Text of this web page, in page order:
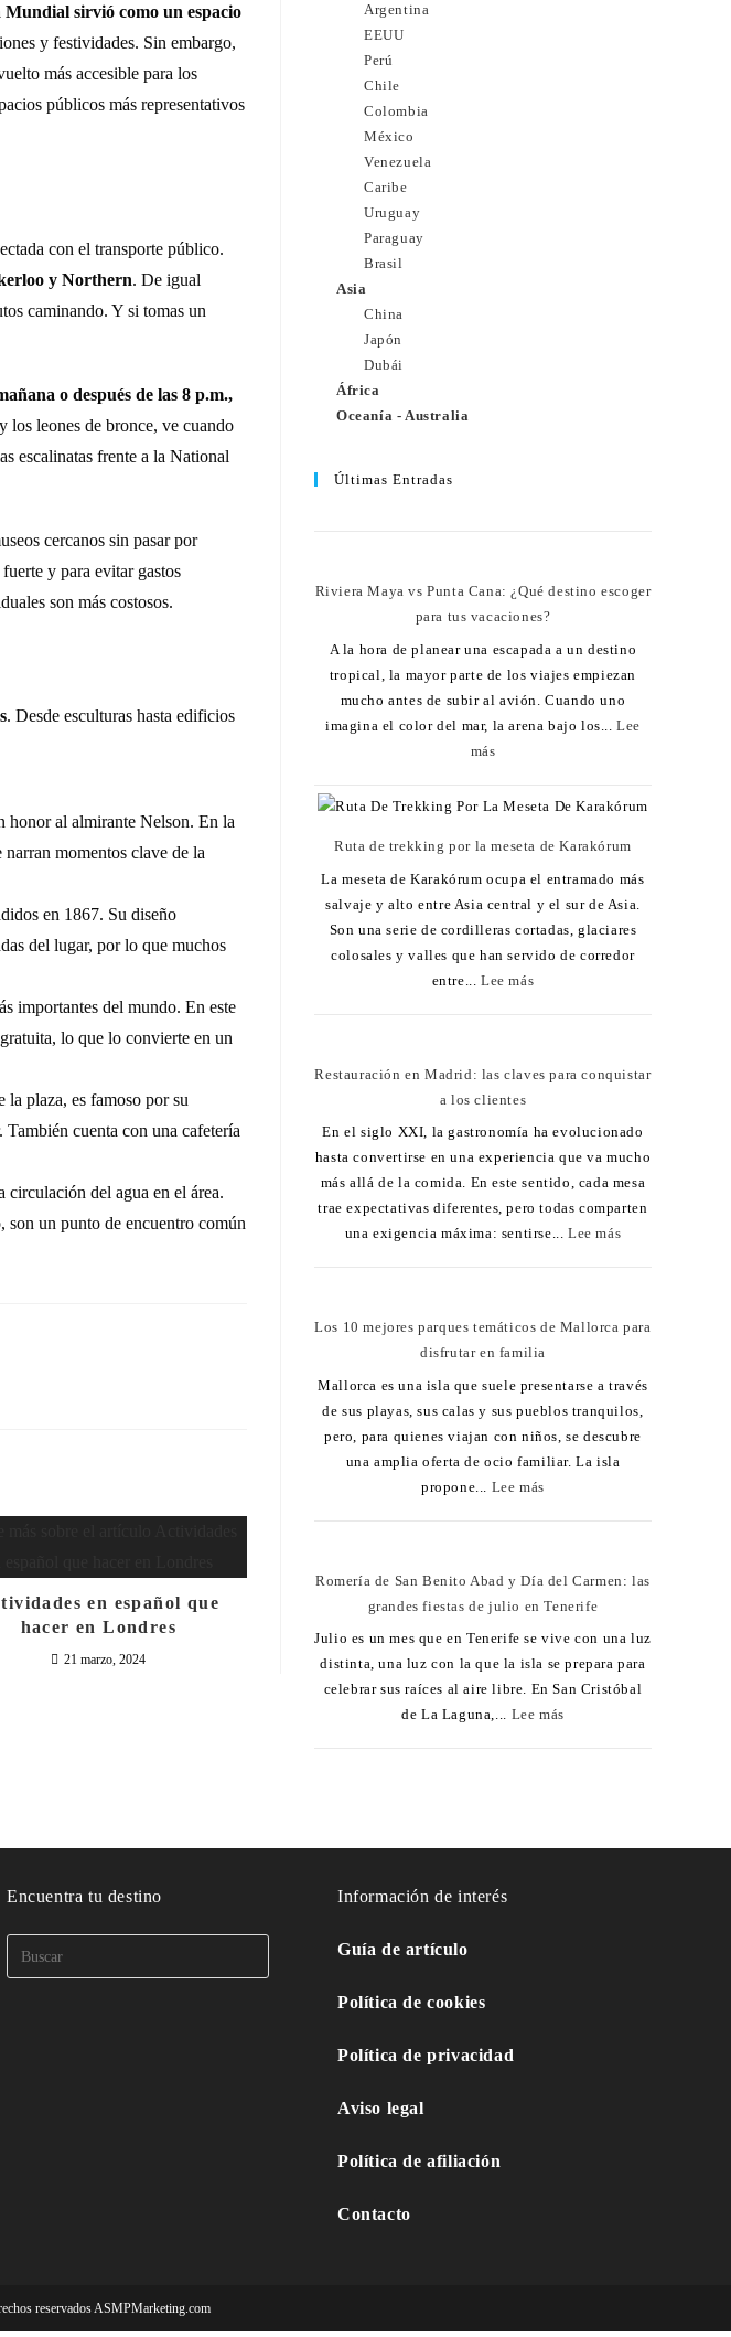
sirvió como un espacio
y festividades. Sin embargo,
más accesible para los
públicos más representativos
con el transporte público.
y Northern. De igual
caminando. Y si tomas un
o después de las 8 p.m.,
los leones de bronce, ve cuando
escalinatas frente a la National
cercanos sin pasar por
y para evitar gastos
son más costosos.
. Desde esculturas hasta edificios
honor al almirante Nelson. En la
narran momentos clave de la
en 1867. Su diseño
del lugar, por lo que muchos
importantes del mundo. En este
lo que lo convierte en un
la plaza, es famoso por su
cuenta con una cafetería
circulación del agua en el área.
son un punto de encuentro común
en español que
hacer en Londres
21 marzo, 2024
Argentina
EEUU
Perú
Chile
Colombia
México
Venezuela
Caribe
Uruguay
Paraguay
Brasil
Asia
China
Japón
Dubái
África
Oceanía - Australia
Últimas Entradas
Riviera Maya vs Punta Cana: ¿Qué destino escoger
para tus vacaciones?
A la hora de planear una escapada a un destino
tropical, la mayor parte de los viajes empiezan
mucho antes de subir al avión. Cuando uno
imagina el color del mar, la arena bajo los...Lee
más
Ruta de trekking por la meseta de Karakórum
La meseta de Karakórum ocupa el entramado más
salvaje y alto entre Asia central y el sur de Asia.
Son una serie de cordilleras cortadas, glaciares
colosales y valles que han servido de corredor
entre...Lee más
Restauración en Madrid: las claves para conquistar
a los clientes
En el siglo XXI, la gastronomía ha evolucionado
hasta convertirse en una experiencia que va mucho
más allá de la comida. En este sentido, cada mesa
trae expectativas diferentes, pero todas comparten
una exigencia máxima: sentirse...Lee más
Los 10 mejores parques temáticos de Mallorca para
disfrutar en familia
Mallorca es una isla que suele presentarse a través
de sus playas, sus calas y sus pueblos tranquilos,
pero, para quienes viajan con niños, se descubre
una amplia oferta de ocio familiar. La isla
propone... Lee más
Romería de San Benito Abad y Día del Carmen: las
grandes fiestas de julio en Tenerife
Julio es un mes que en Tenerife se vive con una luz
distinta, una luz con la que la isla se prepara para
celebrar sus raíces al aire libre. En San Cristóbal
de La Laguna,... Lee más
Encuentra tu destino Información de interés
Guía de artículo
Política de cookies
Política de privacidad
Aviso legal
Política de afiliación
Contacto
reservados ASMPMarketing.com